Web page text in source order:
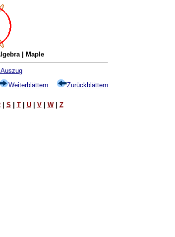
| Maple
Weiterblättern Zurückblättern
| S T| U| V| W| Z